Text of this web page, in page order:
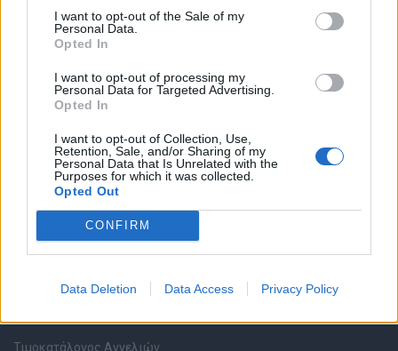
I want to opt-out of the Sale of my
Personal Data.
Opted In
I want to opt-out of processing my
Personal Data for Targeted Advertising.
Opted In
I want to opt-out of Collection, Use,
Retention, Sale, and/or Sharing of my
Personal Data that Is Unrelated with the
Purposes for which it was collected.
Opted Out
CONFIRM
Data Deletion Data Access Privacy Policy
Συμβουλές Καριέρας
HR corner
Ερωτήσεις συνεντεύξεων
Υπολογισμός καθαρού μισθού
Υπηρεσίες εταιριών
Τιμοκατάλογος Αγγελιών